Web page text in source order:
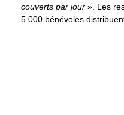
couverts par jour ». Les
5 000 bénévoles